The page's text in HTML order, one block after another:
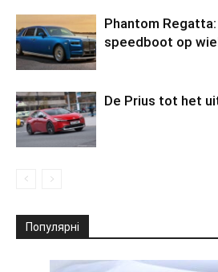
Phantom
speedboot op
De Prius tot het
Популярні